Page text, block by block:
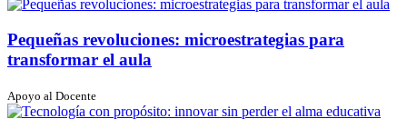
Pequeñas revoluciones: microestrategias para
transformar el aula
Apoyo al Docente